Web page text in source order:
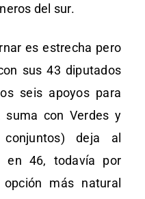
del sur.
es estrecha pero
sus 43 diputados
seis apoyos para
suma con Verdes y
deja al
en 46, todavía por
más natural